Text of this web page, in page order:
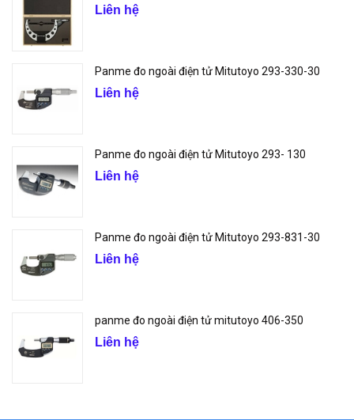
Liên hệ
Panme đo ngoài điện tử Mitutoyo 293-330-30
Liên hệ
Panme đo ngoài điện tử Mitutoyo 293- 130
Liên hệ
Panme đo ngoài điện tử Mitutoyo 293-831-30
Liên hệ
panme đo ngoài điện tử mitutoyo 406-350
Liên hệ